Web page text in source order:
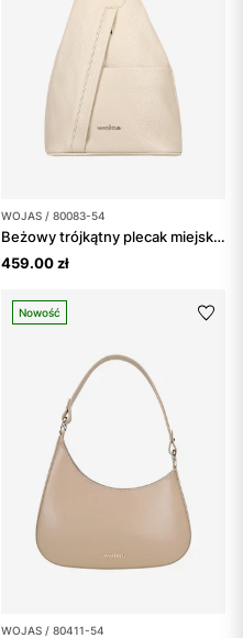
WOJAS / 80083-54
Beżowy trójkątny plecak miejski z suwakiem
459.00 zł
Nowość
WOJAS / 80411-54